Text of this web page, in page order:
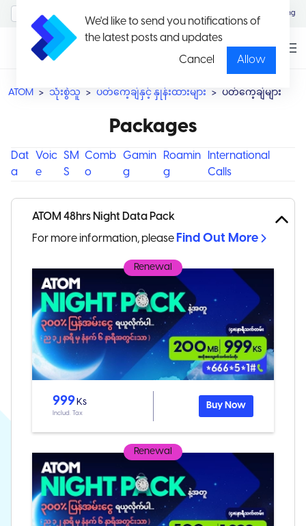
We'd like to send you notifications of
the latest posts and updates
Cancel
Allow
Eng
ATOM သုံးစွဲသူ ပတ်ကေ့ချ်နှင့် နှုန်းထားများ ပတ်ကေ့ချ်များ
Packages
Dat
a
Voic
e
SM
S
Comb
o
Gamin
g
Roamin
g
International
Calls
ATOM 48hrs Night Data Pack
For more information, please Find Out More
Renewal
999 Ks
Includ. Tax
Buy Now
Renewal